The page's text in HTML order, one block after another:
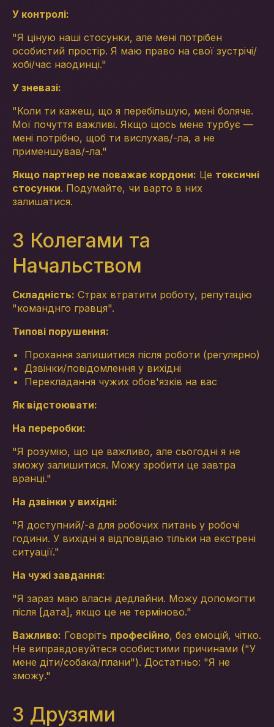
У контролі:
"Я ціную наші стосунки, але мені потрібен
особистий простір. Я маю право на свої зустрічі/
хобі/час наодинці."
У зневазі:
"Коли ти кажеш, що я перебільшую, мені боляче.
Мої почуття важливі. Якщо щось мене турбує —
мені потрібно, щоб ти вислухав/-ла, а не
применшував/-ла."
Якщо партнер не поважає кордони: Це токсичні
стосунки. Подумайте, чи варто в них
залишатися.
З Колегами та
Начальством
Складність: Страх втратити роботу, репутацію
"команднго гравця".
Типові порушення:
Прохання залишитися після роботи (регулярно)
Дзвінки/повідомлення у вихідні
Перекладання чужих обов'язків на вас
Як відстоювати:
На переробки:
"Я розумію, що це важливо, але сьогодні я не
зможу залишитися. Можу зробити це завтра
вранці."
На дзвінки у вихідні:
"Я доступний/-а для робочих питань у робочі
години. У вихідні я відповідаю тільки на екстрені
ситуації."
На чужі завдання:
"Я зараз маю власні дедлайни. Можу допомогти
після [дата], якщо це не терміново."
Важливо: Говоріть професійно, без емоцій, чітко.
Не виправдовуйтеся особистими причинами ("У
мене діти/собака/плани"). Достатньо: "Я не
зможу."
З Друзями